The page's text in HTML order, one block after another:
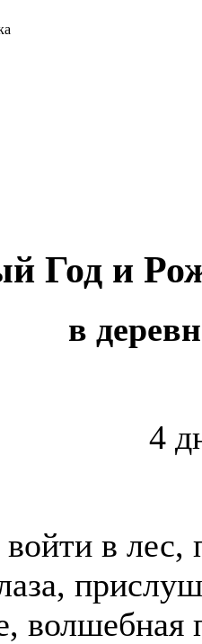
Год и
в
4
в лес,